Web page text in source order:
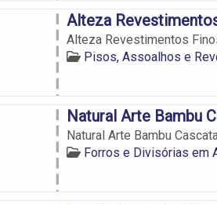
Alteza
Alteza Revestimentos
Pisos, Assoalhos e
Natural Arte Bambu
Natural Arte Bambu
Forros e Divisórias em